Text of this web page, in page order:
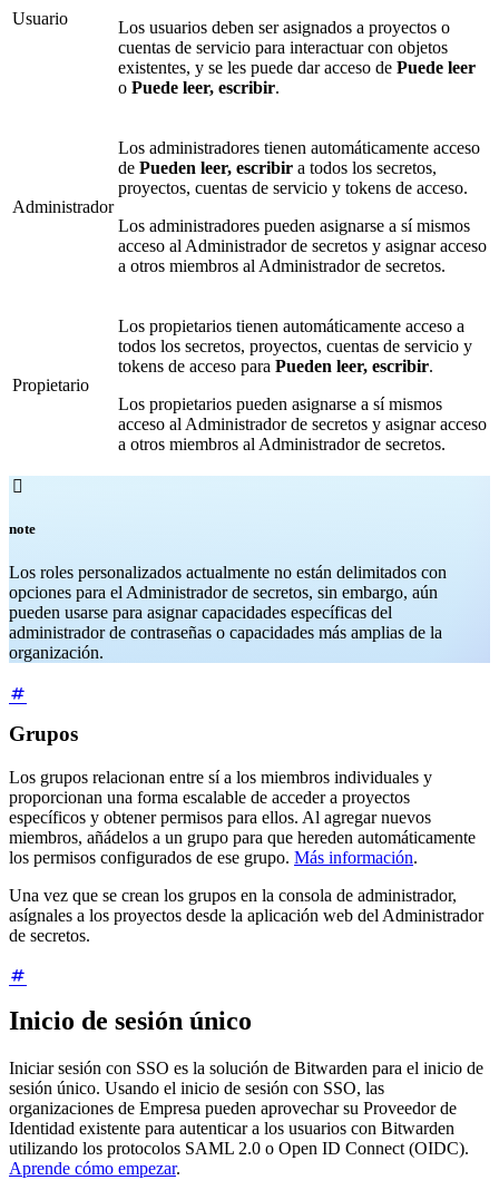
Usuario
Los usuarios deben ser asignados a proyectos o
cuentas de servicio para interactuar con objetos
existentes, y se les puede dar acceso de Puede leer
o Puede leer, escribir.
Administrador
Los administradores tienen automáticamente acceso
de Pueden leer, escribir a todos los secretos,
proyectos, cuentas de servicio y tokens de acceso.
Los administradores pueden asignarse a sí mismos
acceso al Administrador de secretos y asignar acceso
a otros miembros al Administrador de secretos.
Propietario
Los propietarios tienen automáticamente acceso a
todos los secretos, proyectos, cuentas de servicio y
tokens de acceso para Pueden leer, escribir.
Los propietarios pueden asignarse a sí mismos
acceso al Administrador de secretos y asignar acceso
a otros miembros al Administrador de secretos.

note
Los roles personalizados actualmente no están delimitados con
opciones para el Administrador de secretos, sin embargo, aún
pueden usarse para asignar capacidades específicas del
administrador de contraseñas o capacidades más amplias de la
organización.
Grupos
Los grupos relacionan entre sí a los miembros individuales y
proporcionan una forma escalable de acceder a proyectos
específicos y obtener permisos para ellos. Al agregar nuevos
miembros, añádelos a un grupo para que hereden automáticamente
los permisos configurados de ese grupo. Más información.
Una vez que se crean los grupos en la consola de administrador,
asígnales a los proyectos desde la aplicación web del Administrador
de secretos.
Inicio de sesión único
Iniciar sesión con SSO es la solución de Bitwarden para el inicio de
sesión único. Usando el inicio de sesión con SSO, las
organizaciones de Empresa pueden aprovechar su Proveedor de
Identidad existente para autenticar a los usuarios con Bitwarden
utilizando los protocolos SAML 2.0 o Open ID Connect (OIDC).
Aprende cómo empezar.